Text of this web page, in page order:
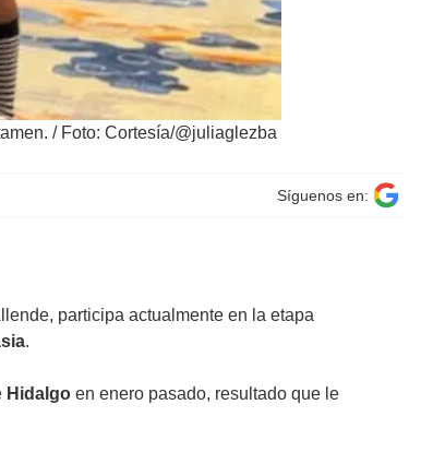
/ Foto: Cortesía/@juliaglezba⁠
Síguenos en:
participa actualmente en la etapa
.
Hidalgo en enero pasado, resultado que le